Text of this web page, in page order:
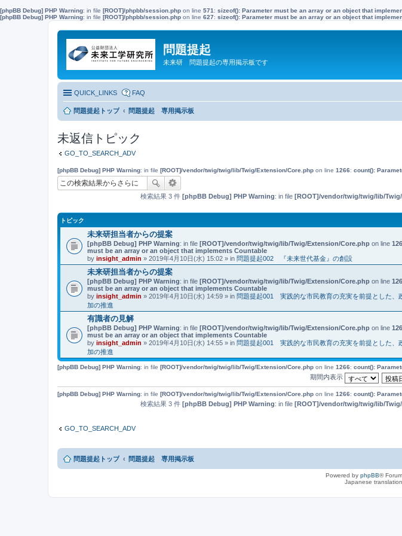
[phpBB Debug] PHP Warning: in file [ROOT]/phpbb/session.php on line 571 : sizeof(): Parameter must be an array or an object that
[phpBB Debug] PHP Warning: in file [ROOT]/phpbb/session.php on line 627: sizeof(): Parameter must be an array or an object that
問題提起
未来研 問題提起の専用掲示板です
QUICK_LINKS FAQ
問題提起トップ 問題提起 専用掲示板
未返信トピック
GO_TO_SEARCH_ADV
[phpBB Debug] PHP Warning: in file [ROOT]/vendor/twig/twig/lib/Twig/Extension/Core.php on line 1266: count():
検索結果 3 件 [phpBB Debug] PHP Warning: in file [ROOT]/vendor/twig/twig/lib/
トピック
未来研担当者からの提案
[phpBB Debug] PHP Warning: in file [ROOT]/vendor/twig/twig/lib/Twig/Extension/Core.php on line
must be an array or an object that implements Countable
by insight_admin » 2019年4月10日(水) 15:02 » in 問題提起002 『未来世代基金』の創設
未来研担当者からの提案
[phpBB Debug] PHP Warning: in file [ROOT]/vendor/twig/twig/lib/Twig/Extension/Core.php on line
must be an array or an object that implements Countable
by insight_admin » 2019年4月10日(水) 14:59 » in 問題提起001 実践的な市民教育の充実を前提とした、
加の推進
有識者の見解
[phpBB Debug] PHP Warning: in file [ROOT]/vendor/twig/twig/lib/Twig/Extension/Core.php on line
must be an array or an object that implements Countable
by insight_admin » 2019年4月10日(水) 14:55 » in 問題提起001 実践的な市民教育の充実を前提とした、
加の推進
[phpBB Debug] PHP Warning: in file [ROOT]/vendor/twig/twig/lib/Twig/Extension/Core.php on line 1266: count():
期間内表示
[phpBB Debug] PHP Warning: in file [ROOT]/vendor/twig/twig/lib/Twig/Extension/Core.php on line 1266: count():
検索結果 3 件 [phpBB Debug] PHP Warning: in file [ROOT]/vendor/twig/twig/lib/
GO_TO_SEARCH_ADV
問題提起トップ 問題提起 専用掲示板
Powered by phpBB®
Japanese